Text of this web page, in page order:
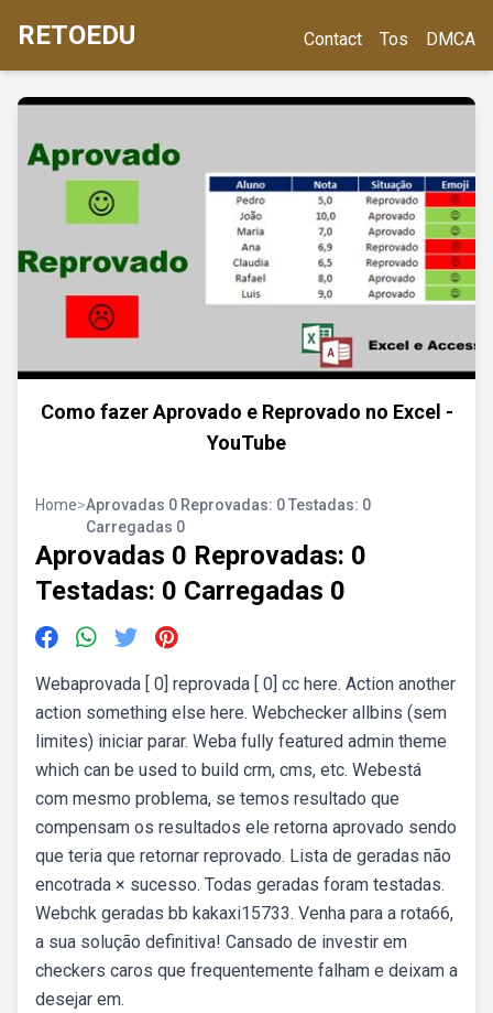
RETOEDU Contact Tos DMCA
Como fazer Aprovado e Reprovado no Excel -
YouTube
Home>Aprovadas 0 Reprovadas: 0 Testadas: 0
Carregadas 0
Aprovadas 0 Reprovadas: 0
Testadas: 0 Carregadas 0
Webaprovada [ 0] reprovada [ 0] cc here. Action another
action something else here. Webchecker allbins (sem
limites) iniciar parar. Weba fully featured admin theme
which can be used to build crm, cms, etc. Webestá
com mesmo problema, se temos resultado que
compensam os resultados ele retorna aprovado sendo
que teria que retornar reprovado. Lista de geradas não
encotrada × sucesso. Todas geradas foram testadas.
Webchk geradas bb kakaxi15733. Venha para a rota66,
a sua solução definitiva! Cansado de investir em
checkers caros que frequentemente falham e deixam a
desejar em.